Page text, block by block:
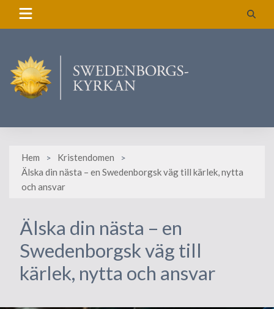
Hem
Kristendomen
Älska din nästa – en Swedenborgsk väg till kärlek, nytta
och ansvar
Älska din nästa – en
Swedenborgsk väg till
kärlek, nytta och ansvar